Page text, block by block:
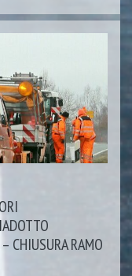
CHIUSURA RAMO